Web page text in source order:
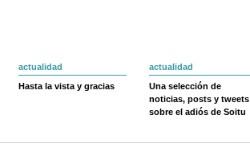
actualidad
Hasta la vista y gracias
actualidad
Una selección de
noticias, posts y tweets
sobre el adiós de Soitu